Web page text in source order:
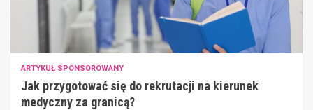
ARTYKUŁ SPONSOROWANY
Jak przygotować się do rekrutacji na kierunek
medyczny za granicą?